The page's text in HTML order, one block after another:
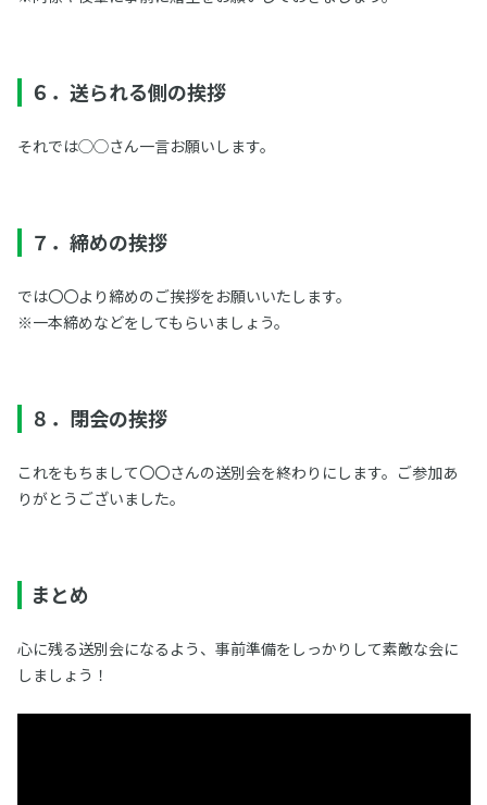
６．送られる側の挨拶
それでは◯◯さん一言お願いします。
７．締めの挨拶
では〇〇より締めのご挨拶をお願いいたします。
※一本締めなどをしてもらいましょう。
８．閉会の挨拶
これをもちまして〇〇さんの送別会を終わりにします。ご参加あ
りがとうございました。
まとめ
心に残る送別会になるよう、事前準備をしっかりして素敵な会に
しましょう！